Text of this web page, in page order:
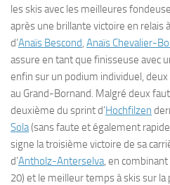
les skis avec les meilleures
après une brillante victoire en relais
d’Anaïs Bescond, Anaïs Chevalier-
assure en tant que finisseuse avec
enfin sur un podium individuel,
au Grand-Bornand. Malgré deux
deuxième du sprint d’Hochfilzen
Sola(sans faute et également rapide
signe la troisième victoire de sa
d’Antholz-Anterselva, en
20) et le meilleur temps à skis sur la